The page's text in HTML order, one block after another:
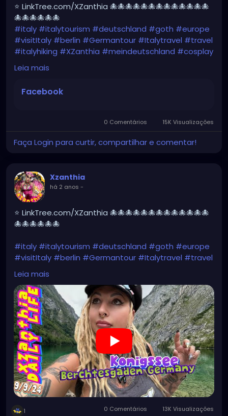
⭐ LinkTree.com/XZanthia 🐙🐙🐙🐙🐙🐙🐙🐙🐙🐙🐙🐙🐙
🐙🐙🐙🐙🐙🐙
#italy #italytourism #deutschland #goth #europe
#visitItaly #berlin #Germantour #Italytravel #travel
#italyhiking #XZanthia #meindeutschland #cosplay
#italytrip
#beautiful
#visitgermany
Leia mais
Facebook
0 Comentários 15K Visualizações
Faça Login para curtir, compartilhar e comentar!
Xzanthia
há 2 anos -
⭐ LinkTree.com/XZanthia 🐙🐙🐙🐙🐙🐙🐙🐙🐙🐙🐙🐙🐙
🐙🐙🐙🐙🐙🐙
#italy #italytourism #deutschland #goth #europe
#visitItaly #berlin #Germantour #Italytravel #travel
#italyhiking
#italytrip
#beautiful#tattoos#hikingItaly #mountains,
#Berchtesgaden
#sexy #hiking #emo#dolomites
#visitgermany#gothic#Italytrip
https://youtu.be/zymdDDT0N1s
Leia mais
1 0 Comentários 13K Visualizações